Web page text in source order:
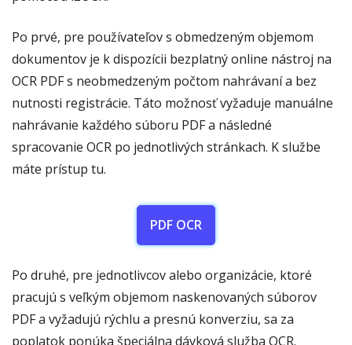
Po prvé, pre používateľov s obmedzeným objemom
dokumentov je k dispozícii bezplatný online nástroj na
OCR PDF s neobmedzeným počtom nahrávaní a bez
nutnosti registrácie. Táto možnosť vyžaduje manuálne
nahrávanie každého súboru PDF a následné
spracovanie OCR po jednotlivých stránkach. K službe
máte prístup tu.
PDF OCR
Po druhé, pre jednotlivcov alebo organizácie, ktoré
pracujú s veľkým objemom naskenovaných súborov
PDF a vyžadujú rýchlu a presnú konverziu, sa za
poplatok ponúka špeciálna dávková služba OCR.